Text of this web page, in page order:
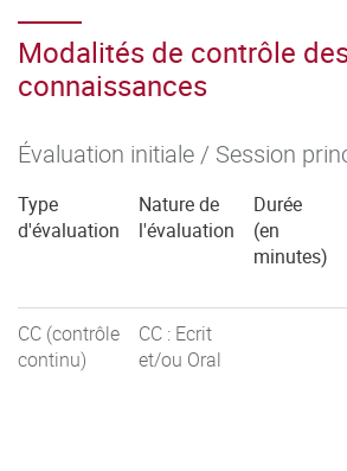
Modalités de contrôle
connaissances
Évaluation initiale / Session
Type
d'évaluation
Nature de
l'évaluation
Durée
(en
minutes)
CC (contrôle
continu)
CC : Ecrit
et/ou Oral